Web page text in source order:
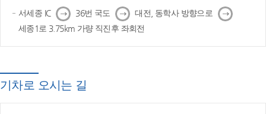
서세종 IC 다
음
36번 국도 다
음
대전, 동학사 방향으로 다
음
세종1로 3.75km 가량 직진후 좌회전
기차로 오시는 길